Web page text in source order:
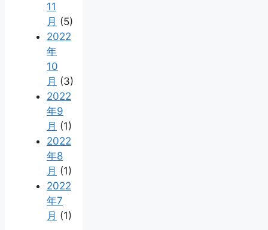
11
月 (5)
2022
年
10
月 (3)
2022
年9
月 (1)
2022
年8
月 (1)
2022
年7
月 (1)